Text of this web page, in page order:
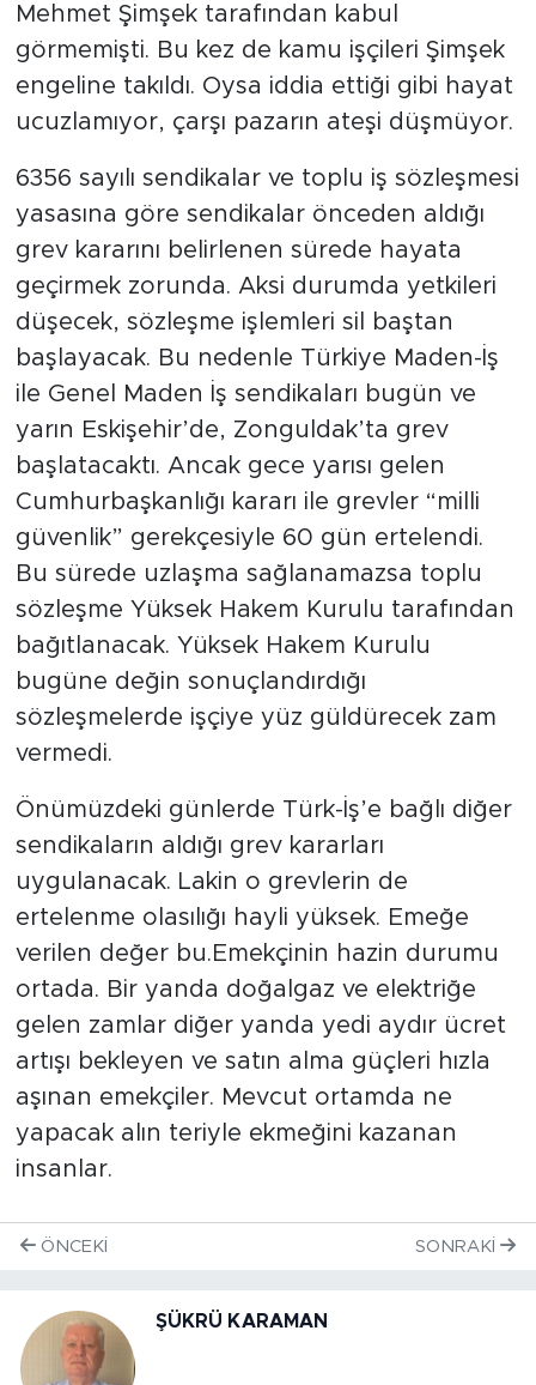
Mehmet Şimşek tarafından kabul
görmemişti. Bu kez de kamu işçileri Şimşek
engeline takıldı. Oysa iddia ettiği gibi hayat
ucuzlamıyor, çarşı pazarın ateşi düşmüyor.
6356 sayılı sendikalar ve toplu iş sözleşmesi
yasasına göre sendikalar önceden aldığı
grev kararını belirlenen sürede hayata
geçirmek zorunda. Aksi durumda yetkileri
düşecek, sözleşme işlemleri sil baştan
başlayacak. Bu nedenle Türkiye Maden-İş
ile Genel Maden İş sendikaları bugün ve
yarın Eskişehir’de, Zonguldak’ta grev
başlatacaktı. Ancak gece yarısı gelen
Cumhurbaşkanlığı kararı ile grevler “milli
güvenlik” gerekçesiyle 60 gün ertelendi.
Bu sürede uzlaşma sağlanamazsa toplu
sözleşme Yüksek Hakem Kurulu tarafından
bağıtlanacak. Yüksek Hakem Kurulu
bugüne değin sonuçlandırdığı
sözleşmelerde işçiye yüz güldürecek zam
vermedi.
Önümüzdeki günlerde Türk-İş’e bağlı diğer
sendikaların aldığı grev kararları
uygulanacak. Lakin o grevlerin de
ertelenme olasılığı hayli yüksek. Emeğe
verilen değer bu.Emekçinin hazin durumu
ortada. Bir yanda doğalgaz ve elektriğe
gelen zamlar diğer yanda yedi aydır ücret
artışı bekleyen ve satın alma güçleri hızla
aşınan emekçiler. Mevcut ortamda ne
yapacak alın teriyle ekmeğini kazanan
insanlar.
ÖNCEKI SONRAKI
ŞÜKRÜ KARAMAN